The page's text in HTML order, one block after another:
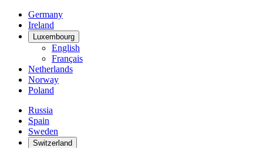
Germany
Ireland
Luxembourg
English
Français
Netherlands
Norway
Poland
Russia
Spain
Sweden
Switzerland